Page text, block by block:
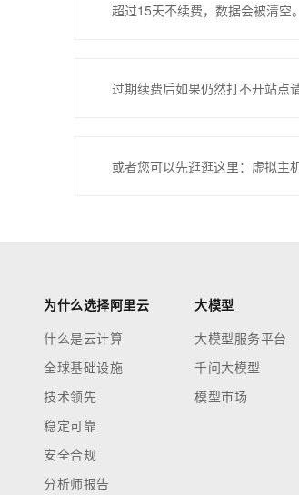
超过15天不续费，数据会被清
过期续费后如果仍然打不开站点
或者您可以先逛逛这里：虚拟主